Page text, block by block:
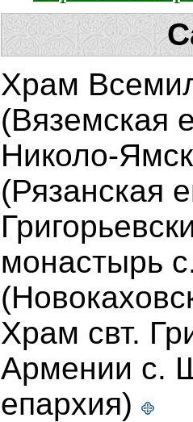
Храм
(Вяземская
Николо-
(Рязанская
монастырь
Храм свт.
Армении с.
епархия)